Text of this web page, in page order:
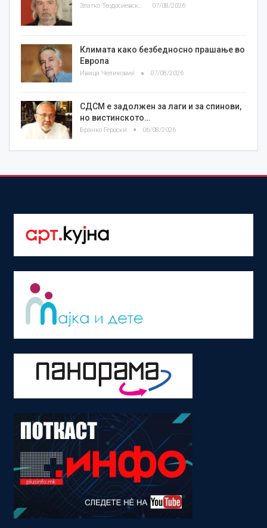
Златко Теодосиевски 07/08/2026
Климата како безбедносно прашање во
Европа
Ивица Челиковиќ 07/08/2026
СДСМ е задолжен за лаги и за спинови,
но вистинското…
Бранко Героски 06/08/2026